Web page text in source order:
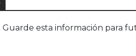
esta información para